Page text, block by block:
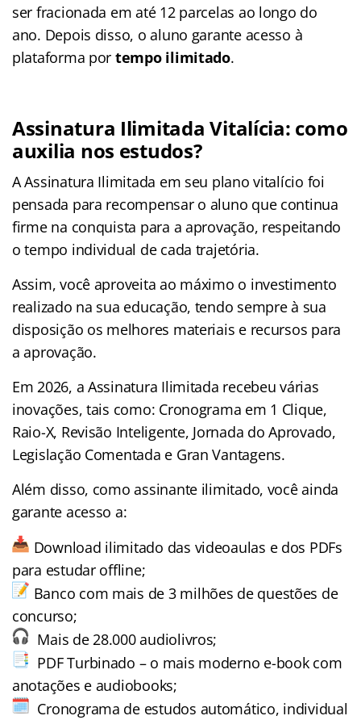
ser fracionada em até 12 parcelas ao longo do
ano. Depois disso, o aluno garante acesso à
plataforma por tempo ilimitado.
Assinatura Ilimitada Vitalícia: como
auxilia nos estudos?
A Assinatura Ilimitada em seu plano vitalício foi
pensada para recompensar o aluno que continua
firme na conquista para a aprovação, respeitando
o tempo individual de cada trajetória.
Assim, você aproveita ao máximo o investimento
realizado na sua educação, tendo sempre à sua
disposição os melhores materiais e recursos para
a aprovação.
Em 2026, a Assinatura Ilimitada recebeu várias
inovações, tais como: Cronograma em 1 Clique,
Raio-X, Revisão Inteligente, Jornada do Aprovado,
Legislação Comentada e Gran Vantagens.
Além disso, como assinante ilimitado, você ainda
garante acesso a:
Download ilimitado das videoaulas e dos PDFs
para estudar offline;
Banco com mais de 3 milhões de questões de
concurso;
Mais de 28.000 audiolivros;
PDF Turbinado – o mais moderno e-book com
anotações e audiobooks;
Cronograma de estudos automático, individual